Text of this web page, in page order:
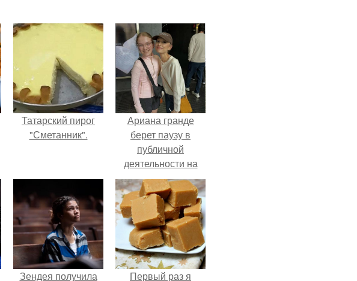
Татарский пирог
"Сметанник".
Ариана гранде
берет паузу в
публичной
деятельности на
фоне слухов о
своем здоровье.
Зендея получила Первый раз я